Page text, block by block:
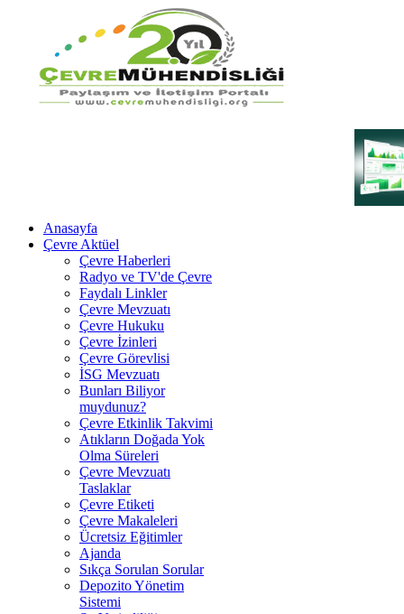
Anasayfa
Çevre Aktüel
Çevre Haberleri
Radyo ve TV'de Çevre
Faydalı Linkler
Çevre Mevzuatı
Çevre Hukuku
Çevre İzinleri
Çevre Görevlisi
İSG Mevzuatı
Bunları Biliyor
muydunuz?
Çevre Etkinlik Takvimi
Atıkların Doğada Yok
Olma Süreleri
Çevre Mevzuatı
Taslaklar
Çevre Etiketi
Çevre Makaleleri
Ücretsiz Eğitimler
Ajanda
Sıkça Sorulan Sorular
Depozito Yönetim
Sistemi